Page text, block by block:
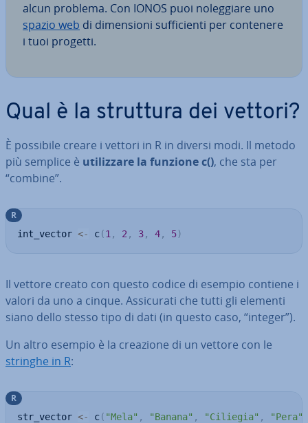
alcun problema. Con IONOS puoi no­leg­gia­re uno
spazio web di di­men­sio­ni suf­fi­cien­ti per contenere
i tuoi progetti.
Qual è la struttura dei vettori?
È possibile creare i vettori in R in diversi modi. Il metodo
più semplice è uti­liz­za­re la funzione c(), che sta per
“combine”.
int_vector <- c(1 , 2 , 3, 4, 5)
R
Il vettore creato con questo codice di esempio contiene i
valori da uno a cinque. As­si­cu­ra­ti che tutti gli elementi
siano dello stesso tipo di dati (in questo caso, “integer”).
Un altro esempio è la creazione di un vettore con le
stringhe in R:
str_vector <- c( "Mela" , "Banana" , "Ciliegia" , "Pera"
R